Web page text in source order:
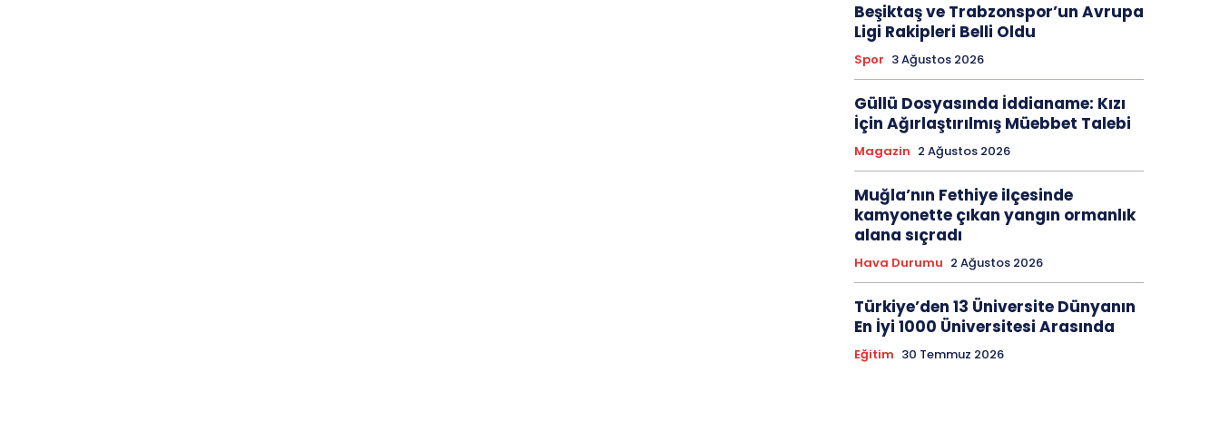
Beşiktaş ve Trabzonspor’un Avrupa
Ligi Rakipleri Belli Oldu
Spor 3 Ağustos 2026
Güllü Dosyasında İddianame: Kızı
İçin Ağırlaştırılmış Müebbet Talebi
Magazin 2 Ağustos 2026
Muğla’nın Fethiye ilçesinde
kamyonette çıkan yangın ormanlık
alana sıçradı
Hava Durumu 2 Ağustos 2026
Türkiye’den 13 Üniversite Dünyanın
En İyi 1000 Üniversitesi Arasında
Eğitim 30 Temmuz 2026